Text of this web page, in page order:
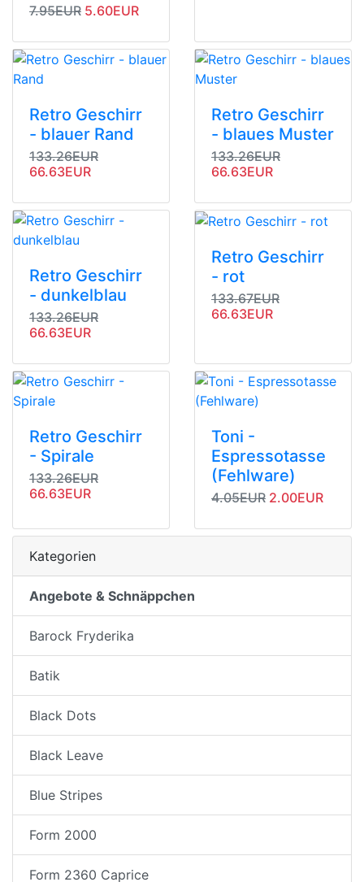
Originalpreis
7.95EUR Angebotspreis
5.60EUR
Retro Geschirr
- blauer Rand
Originalpreis
133.26EURAngebotspreis
66.63EUR
Retro Geschirr
- blaues Muster
Originalpreis
133.26EUR
66.63EUR
Retro Geschirr
- dunkelblau
Originalpreis
133.26EURAngebotspreis
66.63EUR
Retro Geschirr
- rot
Originalpreis
133.67EUR
66.63EUR
Retro Geschirr
- Spirale
Originalpreis
133.26EURAngebotspreis
66.63EUR
Toni -
Espressotasse
(Fehlware)
Originalpreis
4.05EUR Angebotspreis
2.00EUR
Kategorien
Angebote & Schnäppchen
Barock Fryderika
Batik
Black Dots
Black Leave
Blue Stripes
Form 2000
Form 2360 Caprice